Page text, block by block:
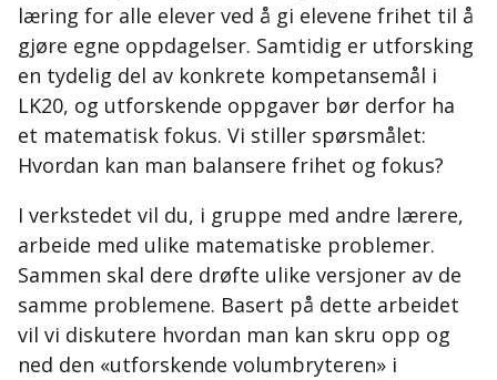
læring for alle elever ved å gi elevene frihet til å
gjøre egne oppdagelser. Samtidig er utforsking
en tydelig del av konkrete kompetansemål i
LK20, og utforskende oppgaver bør derfor ha
et matematisk fokus. Vi stiller spørsmålet:
Hvordan kan man balansere frihet og fokus?
I verkstedet vil du, i gruppe med andre lærere,
arbeide med ulike matematiske problemer.
Sammen skal dere drøfte ulike versjoner av de
samme problemene. Basert på dette arbeidet
vil vi diskutere hvordan man kan skru opp og
ned den «utforskende volumbryteren» i